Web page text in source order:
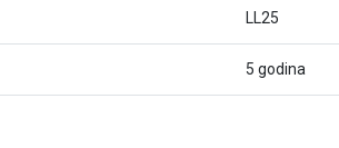
LL25
5 godina